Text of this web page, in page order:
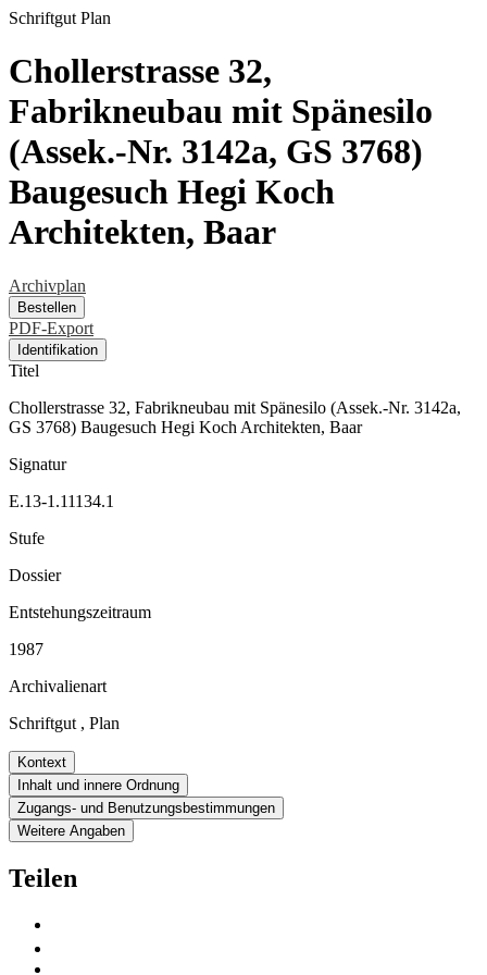
Schriftgut Plan
Chollerstrasse 32,
Fabrikneubau mit Spänesilo
(Assek.-Nr. 3142a, GS 3768)
Baugesuch Hegi Koch
Architekten, Baar
Archivplan
Bestellen
PDF-Export
Identifikation
Titel
Chollerstrasse 32, Fabrikneubau mit Spänesilo (Assek.-Nr. 3142a,
GS 3768) Baugesuch Hegi Koch Architekten, Baar
Signatur
E.13-1.11134.1
Stufe
Dossier
Entstehungszeitraum
1987
Archivalienart
Schriftgut , Plan
Kontext
Inhalt und innere Ordnung
Zugangs- und Benutzungsbestimmungen
Weitere Angaben
Teilen